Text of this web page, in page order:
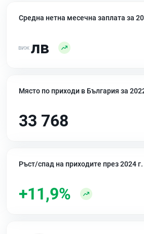
Средна нетна месечна заплата за
лв
Място по приходи в България за
33 768
Ръст/спад на приходите през 2024 г.
+11,9%